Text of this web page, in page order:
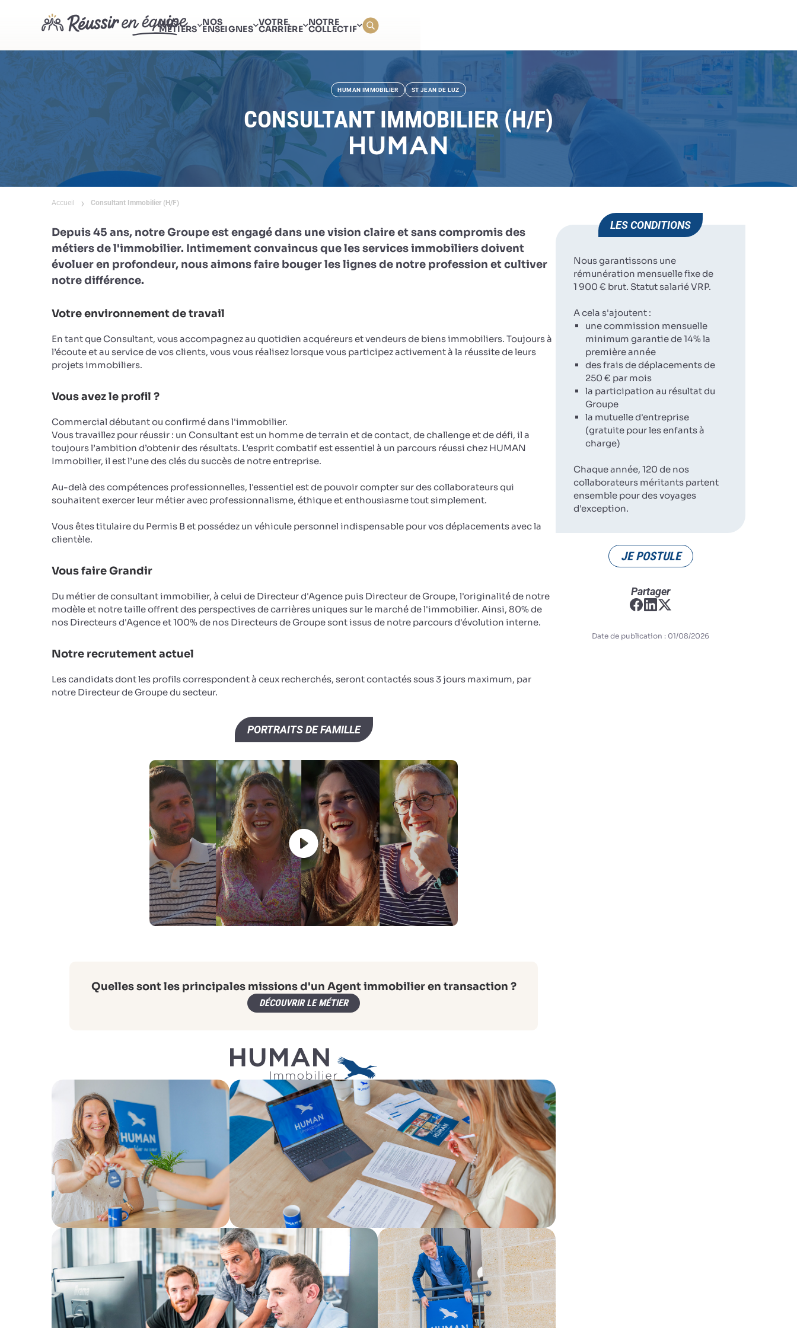
NOS
MÉTIERS
NOS
ENSEIGNES
VOTRE
CARRIÈRE
NOTRE
COLLECTIF
HUMAN IMMOBILIER ST JEAN DE LUZ
CONSULTANT IMMOBILIER (H/F)
Accueil Consultant Immobilier (H/F)
Depuis 45 ans, notre Groupe est engagé dans une vision claire et sans compromis des
métiers de l'immobilier. Intimement convaincus que les services immobiliers doivent
évoluer en profondeur, nous aimons faire bouger les lignes de notre profession et cultiver
notre différence.
Votre environnement de travail
En tant que Consultant, vous accompagnez au quotidien acquéreurs et vendeurs de biens immobiliers. Toujours à
l’écoute et au service de vos clients, vous vous réalisez lorsque vous participez activement à la réussite de leurs
projets immobiliers.
Vous avez le profil ?
Commercial débutant ou confirmé dans l'immobilier.
Vous travaillez pour réussir : un Consultant est un homme de terrain et de contact, de challenge et de défi, il a
toujours l’ambition d’obtenir des résultats. L’esprit combatif est essentiel à un parcours réussi chez HUMAN
Immobilier, il est l’une des clés du succès de notre entreprise.
Au-delà des compétences professionnelles, l'essentiel est de pouvoir compter sur des collaborateurs qui
souhaitent exercer leur métier avec professionnalisme, éthique et enthousiasme tout simplement.
Vous êtes titulaire du Permis B et possédez un véhicule personnel indispensable pour vos déplacements avec la
clientèle.
Vous faire Grandir
Du métier de consultant immobilier, à celui de Directeur d'Agence puis Directeur de Groupe, l'originalité de notre
modèle et notre taille offrent des perspectives de carrières uniques sur le marché de l'immobilier. Ainsi, 80% de
nos Directeurs d'Agence et 100% de nos Directeurs de Groupe sont issus de notre parcours d'évolution interne.
Notre recrutement actuel
Les candidats dont les profils correspondent à ceux recherchés, seront contactés sous 3 jours maximum, par
notre Directeur de Groupe du secteur.
PORTRAITS DE FAMILLE
Quelles sont les principales missions d'un Agent immobilier en transaction ?
DÉCOUVRIR LE MÉTIER
LES CONDITIONS
Nous garantissons une
rémunération mensuelle fixe de
1 900 € brut. Statut salarié VRP.
A cela s'ajoutent :
une commission mensuelle
minimum garantie de 14% la
première année
des frais de déplacements de
250 € par mois
la participation au résultat du
Groupe
la mutuelle d'entreprise
(gratuite pour les enfants à
charge)
Chaque année, 120 de nos
collaborateurs méritants partent
ensemble pour des voyages
d'exception.
JE POSTULE
Partager
Date de publication : 01/08/2026